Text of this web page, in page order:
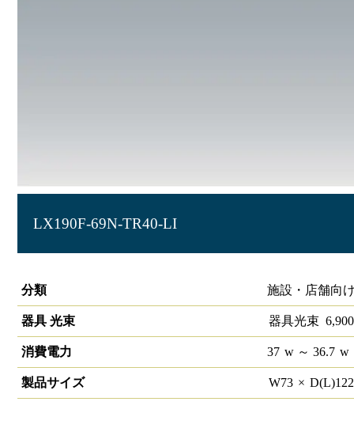
LX190F-69N-TR40-LI
分類
施設・店舗向
器具 光束 器具光束 6,900
消費電力 37 w～ 36.7 w
製品サイズ W73 × D(L)